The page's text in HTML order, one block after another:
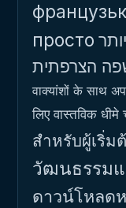
просто
הצרפתית
वाक्यांशों के साथ
लिए वास्तविक धीमे
สำหรับผู้เริ่ม
วัฒนธรรมแ
ดาวน์โหลด